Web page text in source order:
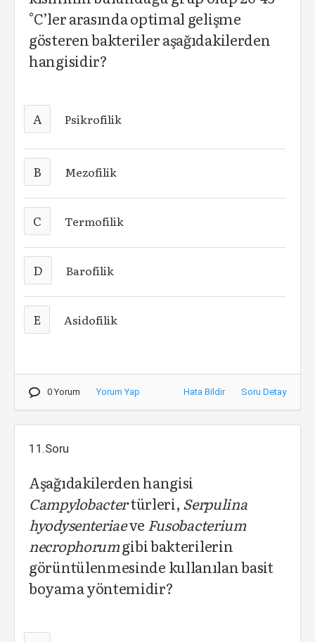
°C’ler arasında optimal gelişme
gösteren bakteriler aşağıdakilerden
hangisidir?
A Psikrofilik
B Mezofilik
C Termofilik
D Barofilik
E Asidofilik
0 Yorum Yorum Yap Hata Bildir Soru Detay
11.Soru
Aşağıdakilerden hangisi
Campylobactertürleri, Serpulina
hyodysenteriaeve Fusobacterium
necrophorumgibi bakterilerin
görüntülenmesinde kullanılan basit
boyama yöntemidir?